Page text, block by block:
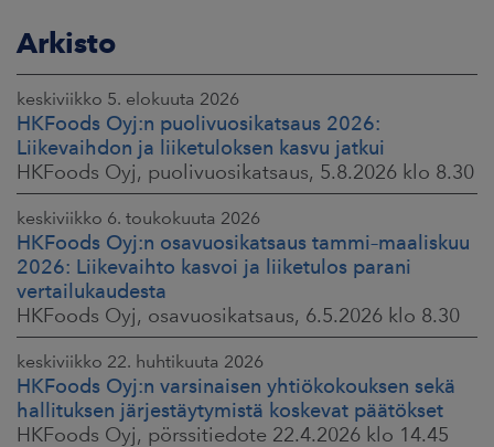
Arkisto
keskiviikko 5. elokuuta 2026
HKFoods Oyj:n puolivuosikatsaus 2026:
Liikevaihdon ja liiketuloksen kasvu jatkui
HKFoods Oyj, puolivuosikatsaus, 5.8.2026 klo 8.30
keskiviikko 6. toukokuuta 2026
HKFoods Oyj:n osavuosikatsaus tammi–maaliskuu
2026: Liikevaihto kasvoi ja liiketulos parani
vertailukaudesta
HKFoods Oyj, osavuosikatsaus, 6.5.2026 klo 8.30
keskiviikko 22. huhtikuuta 2026
HKFoods Oyj:n varsinaisen yhtiökokouksen sekä
hallituksen järjestäytymistä koskevat päätökset
HKFoods Oyj, pörssitiedote 22.4.2026 klo 14.45